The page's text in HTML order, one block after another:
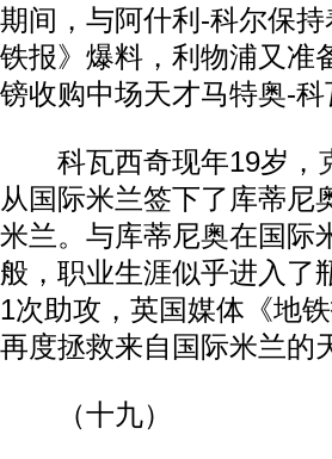
期间，与阿什利-科尔保
铁报》爆料，利物浦又准
镑收购中场天才马特奥-科
科瓦西奇现年19岁，
从国际米兰签下了库蒂尼
米兰。与库蒂尼奥在国际
般，职业生涯似乎进入了
1次助攻，英国媒体《地
再度拯救来自国际米兰的
（十九）